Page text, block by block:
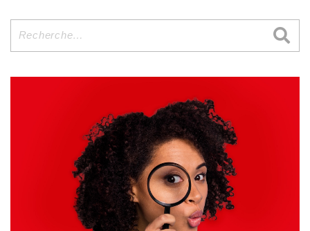
pour